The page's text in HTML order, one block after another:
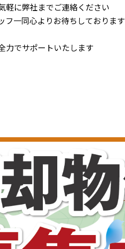
軽に弊社までご連絡ください
フ一同心よりお待ちしております
力でサポートいたします